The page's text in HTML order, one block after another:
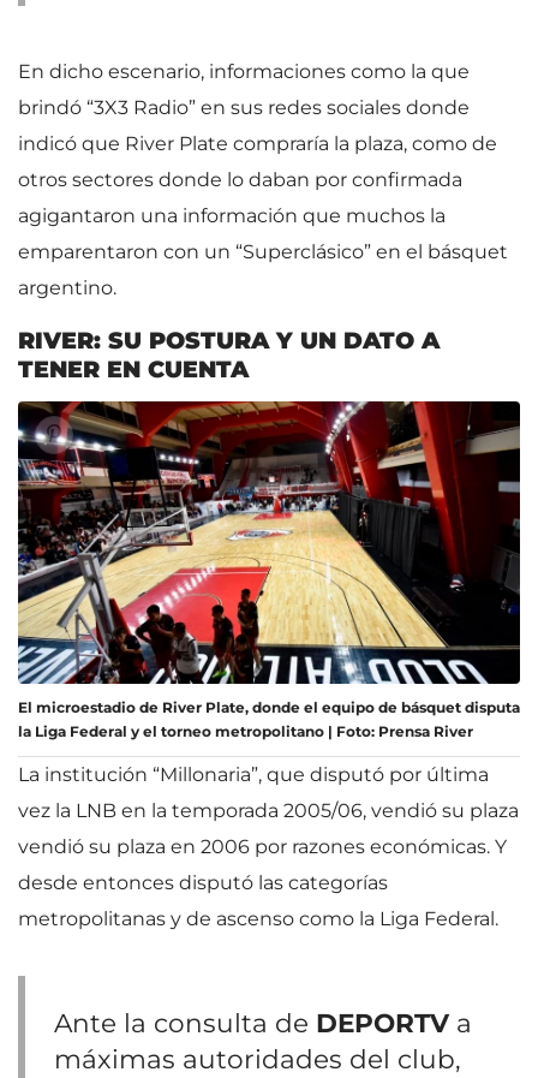
En dicho escenario, informaciones como la que
brindó “3X3 Radio” en sus redes sociales donde
indicó que River Plate compraría la plaza, como de
otros sectores donde lo daban por confirmada
agigantaron una información que muchos la
emparentaron con un “Superclásico” en el básquet
argentino.
RIVER: SU POSTURA Y UN DATO A
TENER EN CUENTA
El microestadio de River Plate, donde el equipo de básquet disputa
la Liga Federal y el torneo metropolitano | Foto: Prensa River
La institución “Millonaria”, que disputó por última
vez la LNB en la temporada 2005/06, vendió su plaza
vendió su plaza en 2006 por razones económicas. Y
desde entonces disputó las categorías
metropolitanas y de ascenso como la Liga Federal.
Ante la consulta de DEPORTV a
máximas autoridades del club,